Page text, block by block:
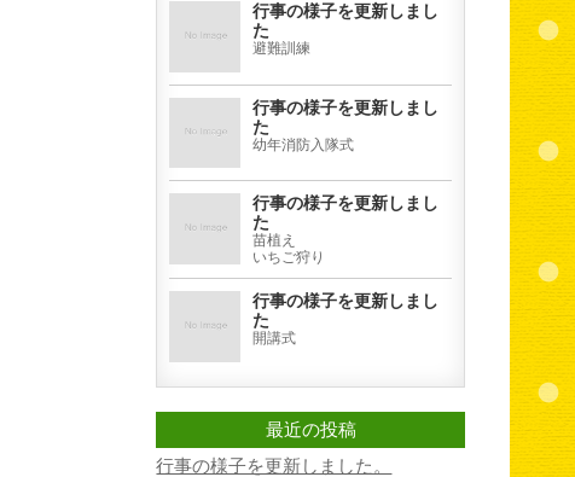
行事の様子を更新しまし
た
避難訓練
行事の様子を更新しまし
た
幼年消防入隊式
行事の様子を更新しまし
た
苗植え
いちご狩り
行事の様子を更新しまし
た
開講式
最近の投稿
行事の様子を更新しました。